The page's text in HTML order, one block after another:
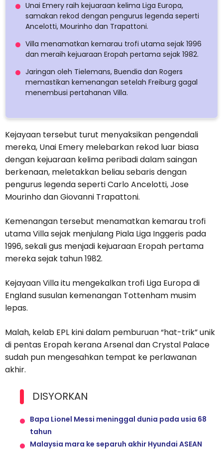
Unai Emery raih kejuaraan kelima Liga Europa,
samakan rekod dengan pengurus legenda seperti
Ancelotti, Mourinho dan Trapattoni.
Villa menamatkan kemarau trofi utama sejak 1996
dan meraih kejuaraan Eropah pertama sejak 1982.
Jaringan oleh Tielemans, Buendia dan Rogers
memastikan kemenangan setelah Freiburg gagal
menembusi pertahanan Villa.
Kejayaan tersebut turut menyaksikan pengendali
mereka, Unai Emery melebarkan rekod luar biasa
dengan kejuaraan kelima peribadi dalam saingan
berkenaan, meletakkan beliau sebaris dengan
pengurus legenda seperti Carlo Ancelotti, Jose
Mourinho dan Giovanni Trapattoni.
Kemenangan tersebut menamatkan kemarau trofi
utama Villa sejak menjulang Piala Liga Inggeris pada
1996, sekali gus menjadi kejuaraan Eropah pertama
mereka sejak tahun 1982.
Kejayaan Villa itu mengekalkan trofi Liga Europa di
England susulan kemenangan Tottenham musim
lepas.
Malah, kelab EPL kini dalam pemburuan “hat-trik” unik
di pentas Eropah kerana Arsenal dan Crystal Palace
sudah pun mengesahkan tempat ke perlawanan
akhir.
DISYORKAN
Bapa Lionel Messi meninggal dunia pada usia 68
tahun
Malaysia mara ke separuh akhir Hyundai ASEAN